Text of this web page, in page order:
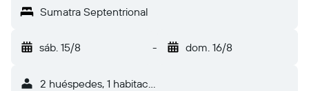
Sumatra Septentrional
sáb. 15/8 - dom. 16/8
2 huéspedes, 1 habitación